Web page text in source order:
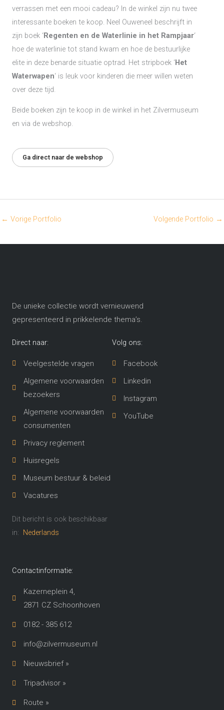
verrassen met een mooi cadeau? In de winkel zijn nu twee
interessante boeken te koop. Neel Ouweneel beschrijft in
zijn boek ‘Regenten en de Waterlinie in het Rampjaar‘
hoe de waterlinie tot stand kwam en hoe de bestuurlijke
elite in deze benarde situatie optrad. Het stripboek ‘Het
Waterwapen‘ is leuk voor kinderen die meer willen weten
over deze tijd.
Beide boeken zijn te koop in de winkel in het Zilvermuseum
en via de webshop.
Ga direct naar de webshop
← Vorige Portfolio Volgende Portfolio →
De unieke collectie wordt vernieuwend
gepresenteerd in prikkelende thema’s​.
Direct naar:
Veelgestelde vragen
Algemene voorwaarden
bezoekers
Algemene voorwaarden
consumenten
Privacy reglement
Huisregels
Museum bestuur & beleid
Vacatures
Dit bericht is ook beschikbaar
in: Nederlands
Volg ons:
Facebook
Linkedin
Instagram
YouTube
Contactinformatie:
Kazerneplein 4,
2871 CZ Schoonhoven​
0182 - 385 612
info@zilvermuseum.nl
Nieuwsbrief »
Tripadvisor »
Route »